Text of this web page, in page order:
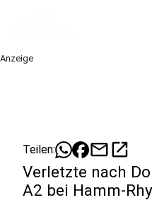
Anzeige
Teilen: mailopen_in_new
Verletzte nach
A2 bei Hamm-